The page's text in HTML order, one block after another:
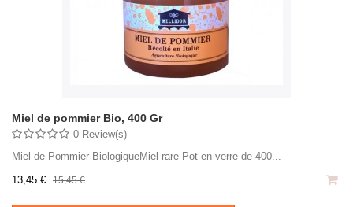
Miel de pommier Bio, 400 Gr
0 Review(s)
Miel de Pommier BiologiqueMiel rare Pot en verre de 400...
13,45 €
15,45 €